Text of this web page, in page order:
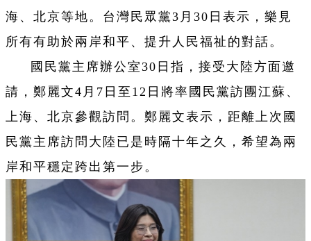
海、北京等地。台灣民眾黨3月30日表示，樂見
所有有助於兩岸和平、提升人民福祉的對話。
國民黨主席辦公室30日指，接受大陸方面邀
請，鄭麗文4月7日至12日將率國民黨訪團江蘇、
上海、北京參觀訪問。鄭麗文表示，距離上次國
民黨主席訪問大陸已是時隔十年之久，希望為兩
岸和平穩定跨出第一步。